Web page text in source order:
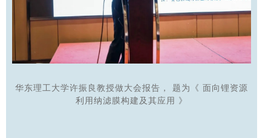
华东理工大学许振良教授做大会报告， 题为《 面向锂资源
利用纳滤膜构建及其应用 》